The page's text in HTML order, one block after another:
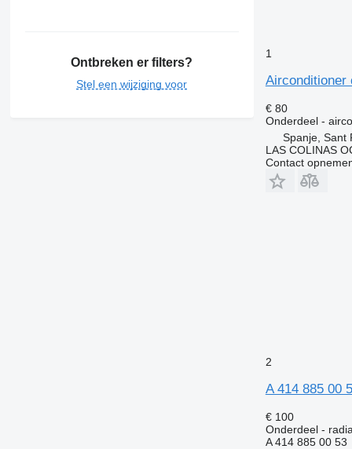
Ontbreken er filters?
Stel een wijziging voor
1
Airconditioner
€ 80
Onderdeel -
Spanje, Sant
LAS COLINAS
Contact
2
A 414 885 00
€ 100
Onderdeel -
A 414 885 00 53